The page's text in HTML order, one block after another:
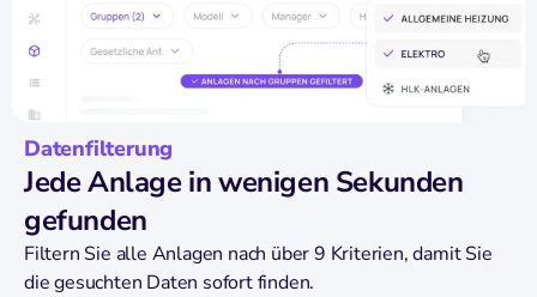
Datenfilterung
Jede Anlage in wenigen Sekunden
gefunden
Filtern Sie alle Anlagen nach über 9 Kriterien, damit Sie
die gesuchten Daten sofort finden.